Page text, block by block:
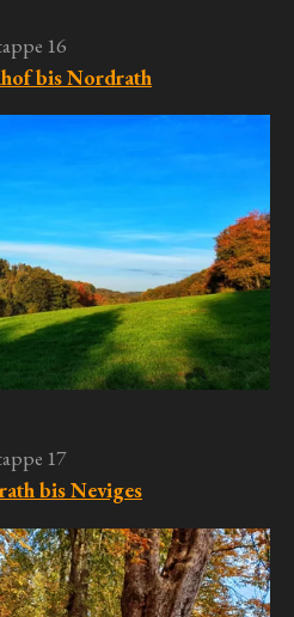
16
bis Nordrath
17
bis Neviges